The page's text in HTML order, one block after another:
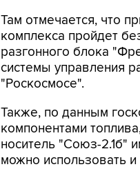
Там отмечается, что
комплекса пройдет
разгонного блока
системы управления
"Роскосмосе".
Также, по данным
компонентами
носитель "Союз-2.1б"
можно использовать